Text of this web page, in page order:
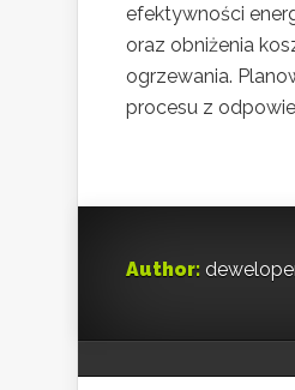
efektywności
oraz obniżenia
ogrzewania.
procesu z
Author: